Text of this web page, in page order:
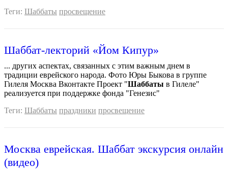
Теги: Шаббаты просвещение
Шаббат-лекторий «Йом Кипур»
... других аспектах, связанных с этим важным днем в
традиции еврейского народа. Фото Юры Быкова в группе
Гилеля Москва Вконтакте Проект "Шаббаты в Гилеле"
реализуется при поддержке фонда "Генезис"
Теги: Шаббаты праздники просвещение
Москва еврейская. Шаббат экскурсия онлайн
(видео)